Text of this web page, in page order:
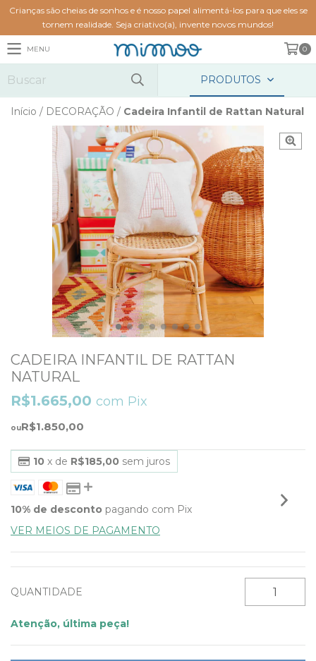
Crianças são cheias de sonhos e é nosso papel alimentá-los para que eles se
tornem realidade. Seja criativo(a), invente novos mundos!
MENU 0
PRODUTOS
Início / DECORAÇÃO / Cadeira Infantil de Rattan Natural
CADEIRA INFANTIL DE RATTAN
NATURAL
R$1.850,00
R$1.665,00 com Pix
10 x de R$185,00 sem juros
10% de desconto pagando com Pix
VER MEIOS DE PAGAMENTO
QUANTIDADE
Atenção, última peça!